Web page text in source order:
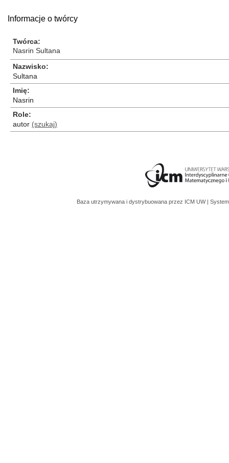
Informacje o twórcy
Twórca
Nasrin Sultana
Nazwisko
Sultana
Imię
Nasrin
Role
autor (szukaj)
Baza utrzymywana i dystrybuowana przez ICM UW |